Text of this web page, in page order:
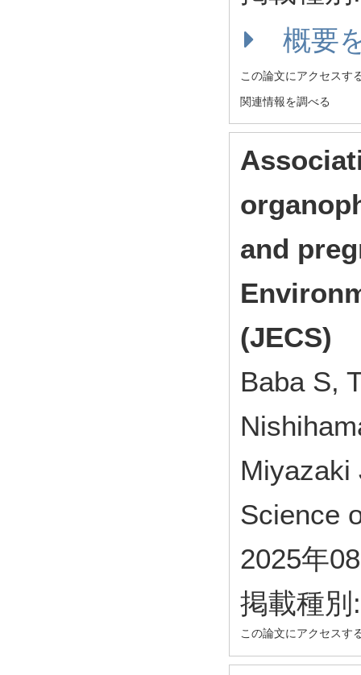
概要
この論文にアクセスす
関連情報を調べる
and
(JECS)
Baba S,
Miyazaki
Science
2025年
掲載種
この論文にアクセスす